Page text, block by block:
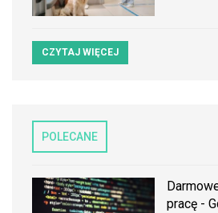
CZYTAJ WIĘCEJ
POLECANE
pracę -